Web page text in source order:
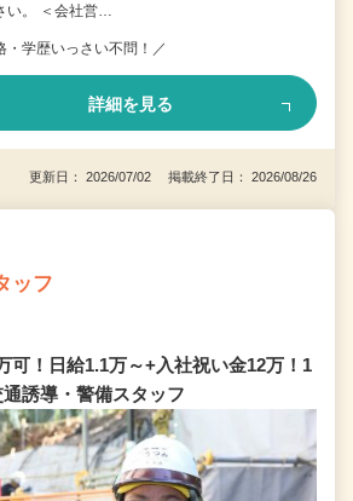
い。 ＜会社営…
・学歴いっさい不問！／
詳細を見る
更新日： 2026/07/02 掲載終了日： 2026/08/26
ッフ
可！日給1.1万～+入社祝い金12万！1
誘導・警備スタッフ